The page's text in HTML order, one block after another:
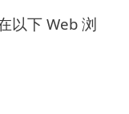
以下 Web 浏